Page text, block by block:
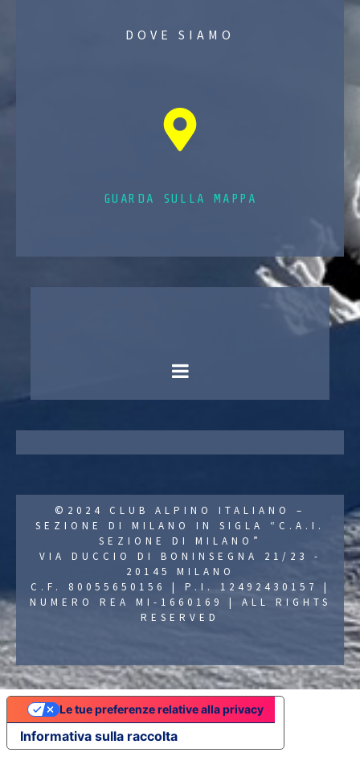
DOVE SIAMO
GUARDA SULLA MAPPA
©2024 CLUB ALPINO ITALIANO –
SEZIONE DI MILANO IN SIGLA “C.A.I.
SEZIONE DI MILANO”
VIA DUCCIO DI BONINSEGNA 21/23 -
20145 MILANO
C.F. 80055650156 | P.I. 12492430157 |
NUMERO REA MI-1660169 | ALL RIGHTS
RESERVED
Informativa sulla raccolta
Le tue preferenze relative alla privacy